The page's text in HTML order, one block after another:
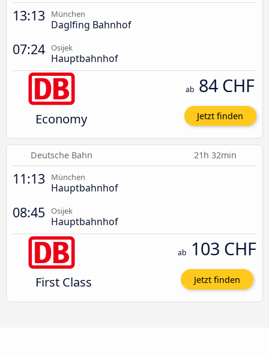
13:13 München
Daglfing Bahnhof
07:24 Osijek
Hauptbahnhof
Economy
ab 84 CHF
Jetzt finden
Deutsche Bahn 21h 32min
11:13 München
Hauptbahnhof
08:45 Osijek
Hauptbahnhof
First Class
ab 103 CHF
Jetzt finden